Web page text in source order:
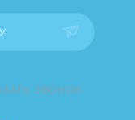
ЗВОНОК